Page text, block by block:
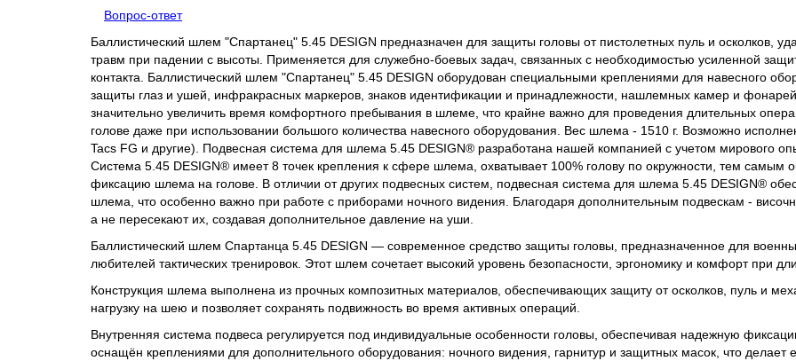
Вопрос-ответ
Баллистический шлем "Спартанец" 5.45 DESIGN предназначен для защиты головы от пистолетных пуль и осколков,
травм при падении с высоты. Применяется для служебно-боевых задач, связанных с необходимостью усиленной
контакта. Баллистический шлем "Спартанец" 5.45 DESIGN оборудован специальными креплениями для навесного
защиты глаз и ушей, инфракрасных маркеров, знаков идентификации и принадлежности, нашлемных камер и
значительно увеличить время комфортного пребывания в шлеме, что крайне важно для проведения длительных
голове даже при использовании большого количества навесного оборудования. Вес шлема - 1510 г. Возможно
Tacs FG и другие). Подвесная система для шлема 5.45 DESIGN® разработана нашей компанией с учетом мирового
Система 5.45 DESIGN® имеет 8 точек крепления к сфере шлема, охватывает 100% голову по окружности, тем
фиксацию шлема на голове. В отличии от других подвесных систем, подвесная система для шлема 5.45 DESIGN®
шлема, что особенно важно при работе с приборами ночного видения. Благодаря дополнительным подвескам -
а не пересекают их, создавая дополнительное давление на уши.
Баллистический шлем Спартанца 5.45 DESIGN — современное средство защиты головы, предназначенное для
любителей тактических тренировок. Этот шлем сочетает высокий уровень безопасности, эргономику и комфорт при
Конструкция шлема выполнена из прочных композитных материалов, обеспечивающих защиту от осколков, пуль и
нагрузку на шею и позволяет сохранять подвижность во время активных операций.
Внутренняя система подвеса регулируется под индивидуальные особенности головы, обеспечивая надежную
оснащён креплениями для дополнительного оборудования: ночного видения, гарнитур и защитных масок, что делает